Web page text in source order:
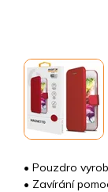
• Pouzdro
• Zavírání